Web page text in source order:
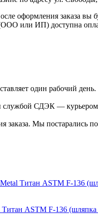
оформления заказа вы
или ИП) доступна
один рабочий день.
службой СДЭК —
Мы постарались
ASTM F-136